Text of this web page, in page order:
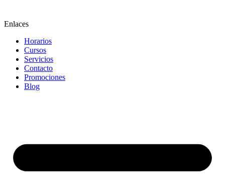
Enlaces
Horarios
Cursos
Servicios
Contacto
Promociones
Blog